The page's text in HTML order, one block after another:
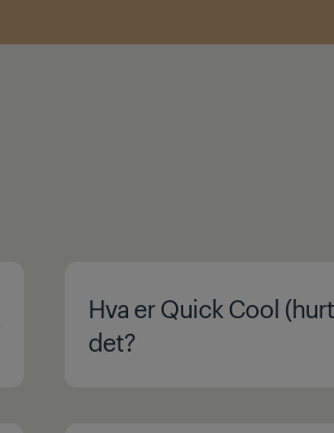
Hva er Quick Cool
det?